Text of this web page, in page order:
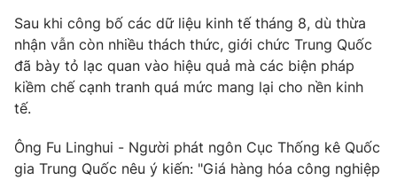
Sau khi công bố các dữ liệu kinh tế tháng 8, dù thừa
nhận vẫn còn nhiều thách thức, giới chức Trung Quốc
đã bày tỏ lạc quan vào hiệu quả mà các biện pháp
kiềm chế cạnh tranh quá mức mang lại cho nền kinh
tế.
Ông Fu Linghui - Người phát ngôn Cục Thống kê Quốc
gia Trung Quốc nêu ý kiến: "Giá hàng hóa công nghiệp